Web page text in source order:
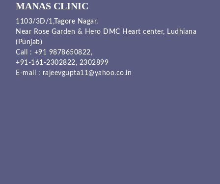
MANAS CLINIC
1103/3D/1,Tagore Nagar,
Near Rose Garden & Hero DMC Heart center, Ludhiana
(Punjab)
Call : +91 9878650822,
+91-161-2302822, 2302899
E-mail : rajeevgupta11@yahoo.co.in